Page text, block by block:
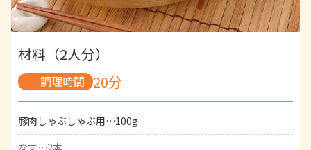
顆粒鶏がらスープの素…小さじ1
水…大さじ1
片栗粉…大さじ1/2
材料（2人分）
調理時間 20分
豚肉しゃぶしゃぶ用…100g
なす…2本